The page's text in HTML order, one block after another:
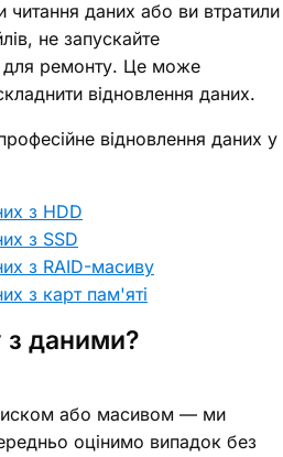
даних або ви втратили
не запускайте
для ремонту. Це може
відновлення даних.
відновлення даних у
з HDD
з SSD
з RAID-масиву
з карт пам'яті
даними?
або масивом — ми
оцінимо випадок без